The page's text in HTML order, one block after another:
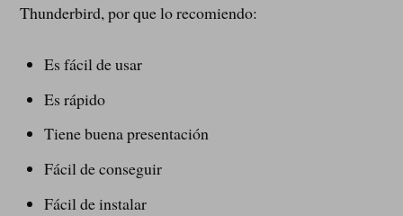
Thunderbird, por que lo recomiendo:
Es fácil de usar
Es rápido
Tiene buena presentación
Fácil de conseguir
Fácil de instalar